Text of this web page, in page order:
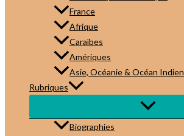
France
Afrique
Caraïbes
Amériques
Asie, Océanie & Océan Indien
Rubriques
Biographies